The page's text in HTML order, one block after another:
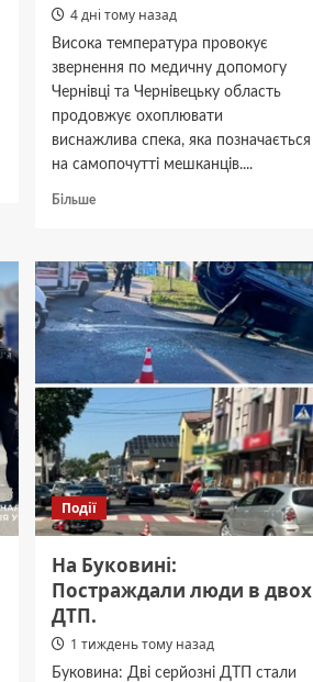
4 дні тому назад
Висока температура провокує
звернення по медичну допомогу
Чернівці та Чернівецьку область
продовжує охоплювати
виснажлива спека, яка позначається
на самопочутті мешканців....
БільшеДокладніше
в
Чернівцях:
швидка
перевантажена.
Як
врятуватися
від
теплового
Події
На Буковині:
Постраждали люди в двох
ДТП.
1 тиждень тому назад
Буковина: Дві серйозні ДТП стали